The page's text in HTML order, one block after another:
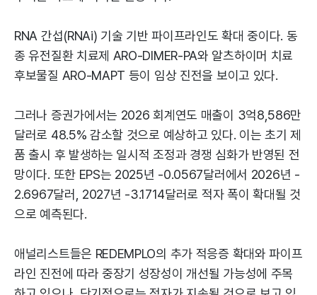
RNA 간섭(RNAi) 기술 기반 파이프라인도 확대 중이다. 동
종 유전질환 치료제 ARO-DIMER-PA와 알츠하이머 치료
후보물질 ARO-MAPT 등이 임상 진전을 보이고 있다.
그러나 증권가에서는 2026 회계연도 매출이 3억8,586만
달러로 48.5% 감소할 것으로 예상하고 있다. 이는 초기 제
품 출시 후 발생하는 일시적 조정과 경쟁 심화가 반영된 전
망이다. 또한 EPS는 2025년 -0.0567달러에서 2026년 -
2.6967달러, 2027년 -3.1714달러로 적자 폭이 확대될 것
으로 예측된다.
애널리스트들은 REDEMPLO의 추가 적응증 확대와 파이프
라인 진전에 따라 중장기 성장성이 개선될 가능성에 주목